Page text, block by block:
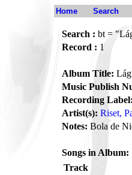
Home Search
Search : bt =
Record : 1
Album Title:
Music Publish
Recording Label:
Artist(s): Riset,
Notes: Bola de
Songs in Album:
Track